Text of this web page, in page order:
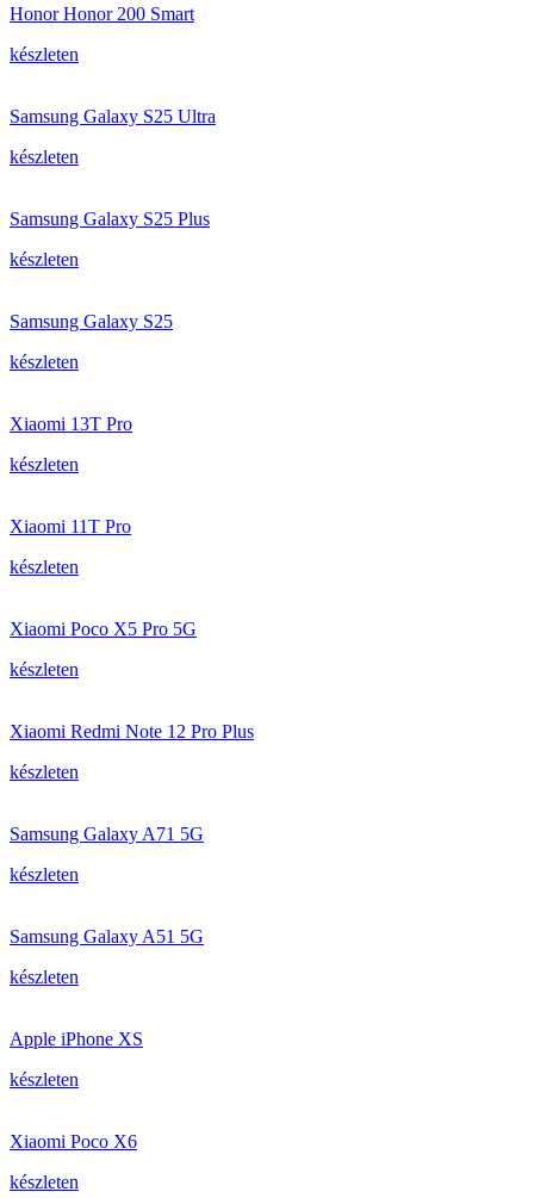
Honor Honor 200 Smart
készleten
Samsung Galaxy S25 Ultra
készleten
Samsung Galaxy S25 Plus
készleten
Samsung Galaxy S25
készleten
Xiaomi 13T Pro
készleten
Xiaomi 11T Pro
készleten
Xiaomi Poco X5 Pro 5G
készleten
Xiaomi Redmi Note 12 Pro Plus
készleten
Samsung Galaxy A71 5G
készleten
Samsung Galaxy A51 5G
készleten
Apple iPhone XS
készleten
Xiaomi Poco X6
készleten